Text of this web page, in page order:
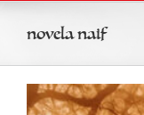
novela naif